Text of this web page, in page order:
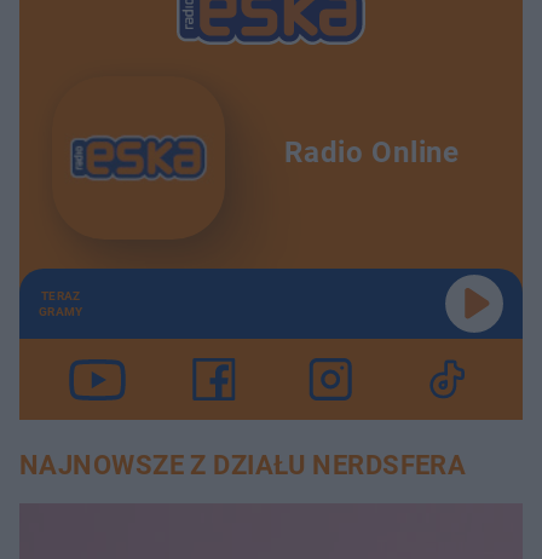
Radio Online
TERAZ
GRAMY
NAJNOWSZE Z DZIAŁU NERDSFERA